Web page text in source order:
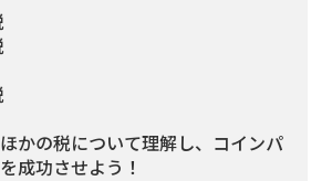
かの税について理解し、コインパ
成功させよう！